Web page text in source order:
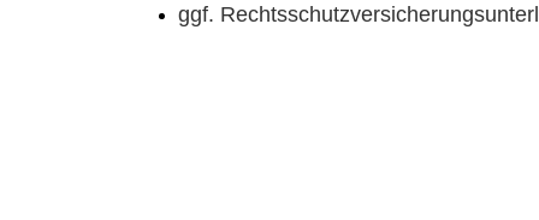
ggf.